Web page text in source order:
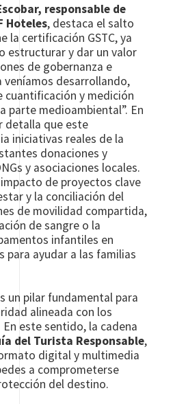
responsable de
Hoteles, destaca el salto
la certificación GSTC, ya
estructurar y dar un valor
de gobernanza e
veníamos desarrollando,
cuantificación y medición
parte medioambiental”. En
detalla que este
iniciativas reales de la
donaciones y
y asociaciones locales.
de proyectos clave
y la conciliación del
de movilidad compartida,
de sangre o la
infantiles en
para ayudar a las familias
un pilar fundamental para
alineada con los
En este sentido, la cadena
del Turista Responsable,
digital y multimedia
a comprometerse
del destino.